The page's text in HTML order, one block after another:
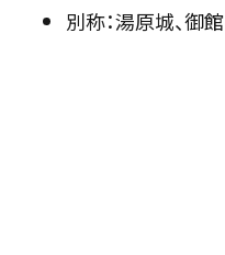
別称：湯原城、御館